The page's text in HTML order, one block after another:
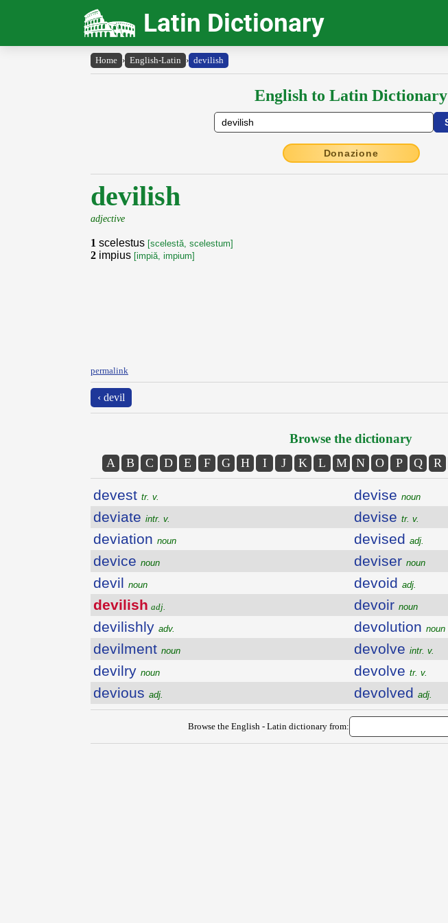
Latin Dictionary
Home › English-Latin › devilish
English to Latin Dictionary
Donazione
devilish
adjective
1 scelestus [scelestă, scelestum]
2 impius [impiă, impium]
permalink
‹ devil
Browse the dictionary
A B C D E F G H I J K L M N O P Q R
devest tr. v.
deviate intr. v.
deviation noun
device noun
devil noun
devilish adj.
devilishly adv.
devilment noun
devilry noun
devious adj.
devise noun
devise tr. v.
devised adj.
deviser noun
devoid adj.
devoir noun
devolution noun
devolve intr. v.
devolve tr. v.
devolved adj.
Browse the English - Latin dictionary from: